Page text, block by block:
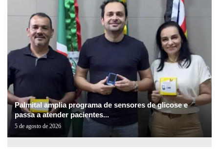
Palmital amplia programa de sensores de glicose e
passa a atender pacientes...
5 de agosto de 2026